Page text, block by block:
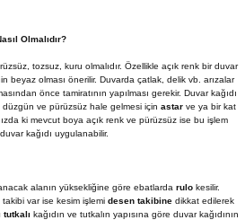
Olmalıdır?
tozsuz, kuru olmalıdır. Özellikle açık renk bir duvar
beyaz olması önerilir. Duvarda çatlak, delik vb. arızalar
önce tamiratının yapılması gerekir. Duvar kağıdı
ve pürüzsüz hale gelmesi için astar ve ya bir kat
ki mevcut boya açık renk ve pürüzsüz ise bu işlem
kağıdı uygulanabilir.
alanın yüksekliğine göre ebatlarda rulo kesilir.
var ise kesim işlemi desen takibine dikkat edilerek
tutkalı kağıdın ve tutkalın yapısına göre duvar kağıdının